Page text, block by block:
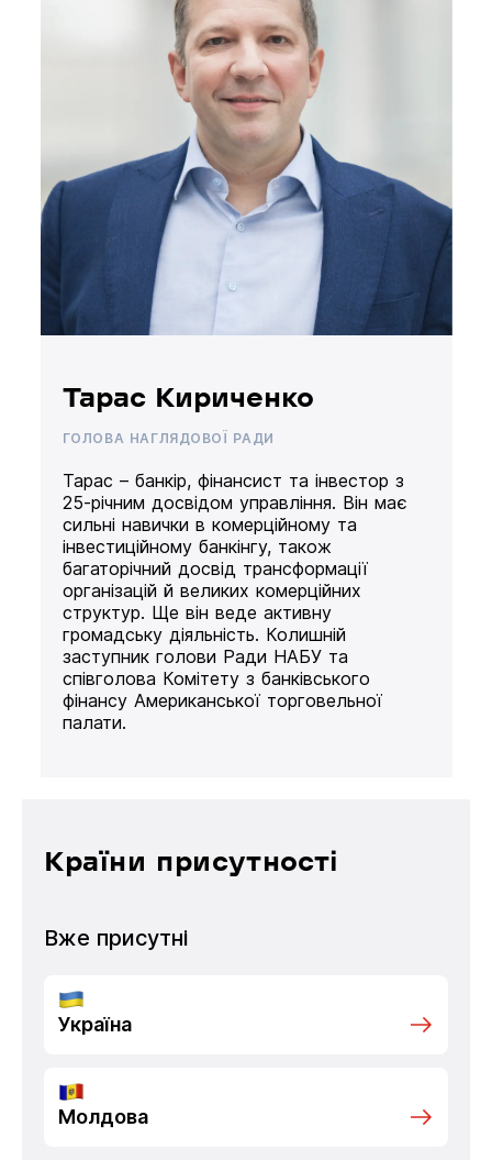
Тарас Кириченко
ГОЛОВА НАГЛЯДОВОЇ РАДИ
Тарас – банкір, фінансист та інвестор з
25-річним досвідом управління. Він має
сильні навички в комерційному та
інвестиційному банкінгу, також
багаторічний досвід трансформації
організацій й великих комерційних
структур. Ще він веде активну
громадську діяльність. Колишній
заступник голови Ради НАБУ та
співголова Комітету з банківського
фінансу Американської торговельної
палати.
Країни присутності
Вже присутні
Україна
Молдова